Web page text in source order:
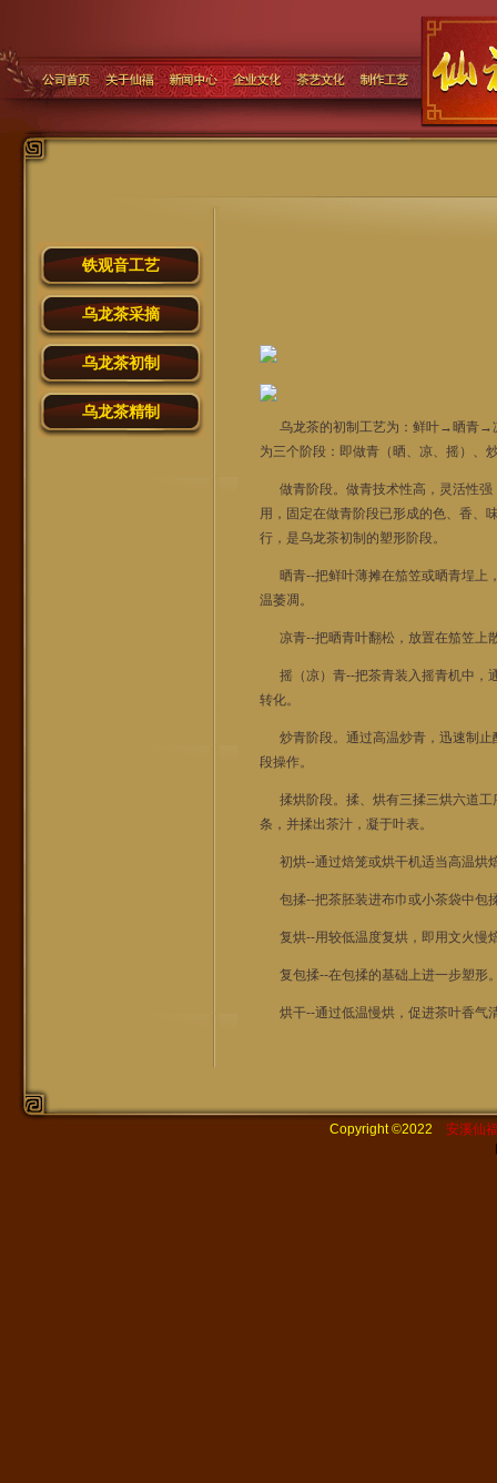
铁观音工艺
乌龙茶采摘
乌龙茶初制
乌龙茶精制
乌龙茶的初制工艺为：鲜叶→晒青
为三个阶段：即做青（晒、凉、摇）、
做青阶段。做青技术性高，灵活性强
用，固定在做青阶段已形成的色、香、
行，是乌龙茶初制的塑形阶段。
晒青--把鲜叶薄摊在笳笠或晒青埕上
温萎凋。
凉青--把晒青叶翻松，放置在笳笠上
摇（凉）青--把茶青装入摇青机中，
转化。
炒青阶段。通过高温炒青，迅速制止
段操作。
揉烘阶段。揉、烘有三揉三烘六道工
条，并揉出茶汁，凝于叶表。
初烘--通过焙笼或烘干机适当高温烘
包揉--把茶胚装进布巾或小茶袋中包
复烘--用较低温度复烘，即用文火慢
复包揉--在包揉的基础上进一步塑形
烘干--通过低温慢烘，促进茶叶香气
Copyright ©2022 安溪仙